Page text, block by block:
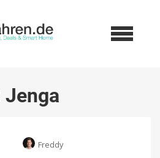
Jenga
Freddy